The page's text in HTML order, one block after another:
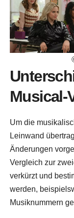
Musical-
Um die
Leinwand
Änderungen
Vergleich zur
verkürzt und
werden,
Musiknummern